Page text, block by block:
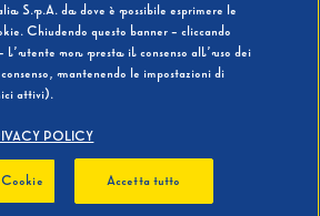
S.p.A. da dove è possibile esprimere le
Chiudendo questo banner - cliccando
non presta il consenso all’uso dei
mantenendo le impostazioni di
attivi).
POLICY
Accetta tutto